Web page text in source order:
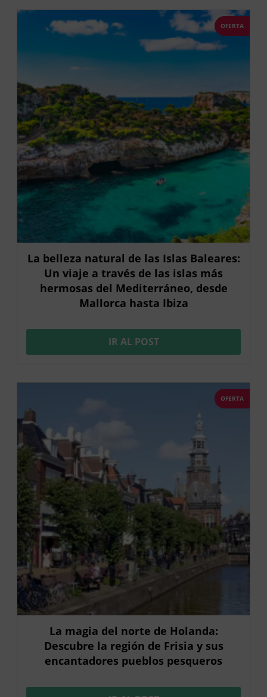
OFERTA
La belleza natural de las Islas Baleares:
Un viaje a través de las islas más
hermosas del Mediterráneo, desde
Mallorca hasta Ibiza
IR AL POST
OFERTA
La magia del norte de Holanda:
Descubre la región de Frisia y sus
encantadores pueblos pesqueros